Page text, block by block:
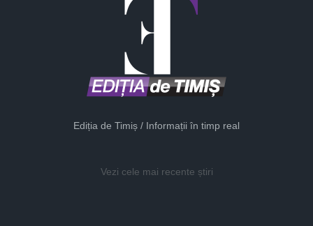
Ediția de Timiș / Informații în timp real
Vezi cele mai recente știri